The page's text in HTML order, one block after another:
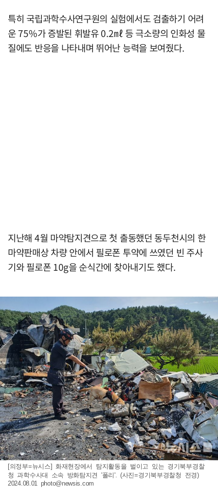
특히 국립과학수사연구원의 실험에서도 검출하기 어려
운 75%가 증발된 휘발유 0.2㎖ 등 극소량의 인화성 물
질에도 반응을 나타내며 뛰어난 능력을 보여줬다.
지난해 4월 마약탐지견으로 첫 출동했던 동두천시의 한
마약판매상 차량 안에서 필로폰 투약에 쓰였던 빈 주사
기와 필로폰 10g을 순식간에 찾아내기도 했다.
[의정부=뉴시스] 화재현장에서 탐지활동을 벌이고 있는 경기북부경찰
청 과학수사대 소속 방화탐지견 '폴리'. (사진=경기북부경찰청 전경)
2024.08.01 photo@newsis.com